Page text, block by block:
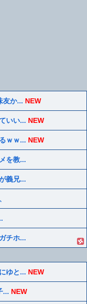
友か... NEW
いい... NEW
ｗｗ... NEW
を教...
義兄...
チホ...
ゆと... NEW
... NEW